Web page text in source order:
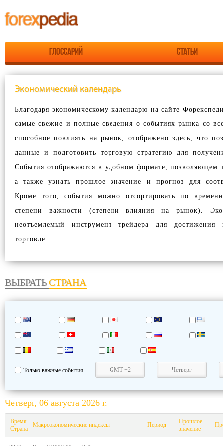
Глоссарий Статьи
Экономический календарь
Благодаря экономическому календарю на сайте
самые свежие и полные сведения о событиях рынка со
способное повлиять на рынок, отображено здесь, что
данные и подготовить торговую стратегию для
События отображаются в удобном формате, позволяющем
а также узнать прошлое значение и прогноз для
Кроме того, события можно отсортировать по
степени важности (степени влияния на рынок).
неотъемлемый инструмент трейдера для достижения
торговле.
ВЫБРАТЬСТРАНА
Только важные события
Четверг, 06 августа 2026 г.
Время
Страна
Макроэкономические индексы Период
Прошлое
значение